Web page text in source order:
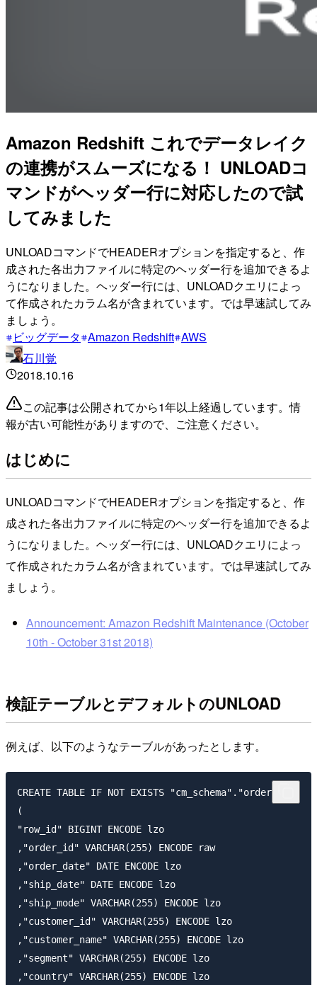
Amazon Redshift これでデータレイク
の連携がスムーズになる！ UNLOADコ
マンドがヘッダー行に対応したので試
してみました
UNLOADコマンドでHEADERオプションを指定すると、作
成された各出力ファイルに特定のヘッダー行を追加できるよ
うになりました。ヘッダー行には、UNLOADクエリによっ
て作成されたカラム名が含まれています。では早速試してみ
ましょう。
ビッグデータ Amazon Redshift AWS
石川覚
2018.10.16
この記事は公開されてから1年以上経過しています。情
報が古い可能性がありますので、ご注意ください。
はじめに
UNLOADコマンドでHEADERオプションを指定すると、作
成された各出力ファイルに特定のヘッダー行を追加できるよ
うになりました。ヘッダー行には、UNLOADクエリによっ
て作成されたカラム名が含まれています。では早速試してみ
ましょう。
Announcement: Amazon Redshift Maintenance (October
10th - October 31st 2018)
検証テーブルとデフォルトのUNLOAD
例えば、以下のようなテーブルがあったとします。
CREATE TABLE IF NOT EXISTS "cm_schema"."orders"
(
"row_id" BIGINT ENCODE lzo
,"order_id" VARCHAR(255) ENCODE raw
,"order_date" DATE ENCODE lzo
,"ship_date" DATE ENCODE lzo
,"ship_mode" VARCHAR(255) ENCODE lzo
,"customer_id" VARCHAR(255) ENCODE lzo
,"customer_name" VARCHAR(255) ENCODE lzo
,"segment" VARCHAR(255) ENCODE lzo
,"country" VARCHAR(255) ENCODE lzo